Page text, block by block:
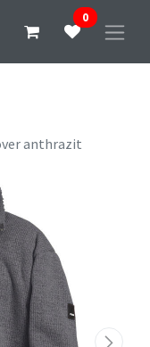
0
anthrazit